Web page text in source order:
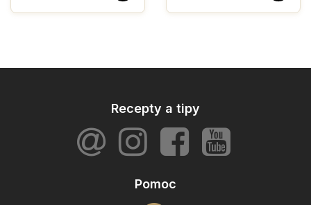
Recepty a tipy
Pomoc